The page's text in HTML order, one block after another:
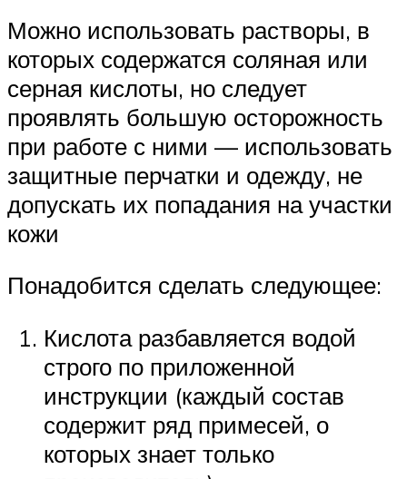
Можно использовать растворы, в
которых содержатся соляная или
серная кислоты, но следует
проявлять большую осторожность
при работе с ними — использовать
защитные перчатки и одежду, не
допускать их попадания на участки
кожи
Понадобится сделать следующее:
Кислота разбавляется водой
строго по приложенной
инструкции (каждый состав
содержит ряд примесей, о
которых знает только